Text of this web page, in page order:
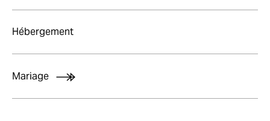
Hébergement
Mariage